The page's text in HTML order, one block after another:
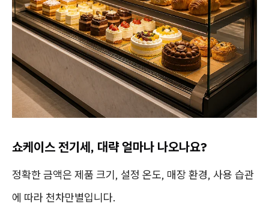
쇼케이스 전기세, 대략 얼마나 나오나요?
정확한 금액은 제품 크기, 설정 온도, 매장 환경, 사용 습관
에 따라 천차만별입니다.